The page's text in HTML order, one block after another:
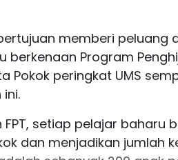
memberi peluang
berkenaan Program
Pokok peringkat UMS
setiap pelajar baharu
dan menjadikan jumlah